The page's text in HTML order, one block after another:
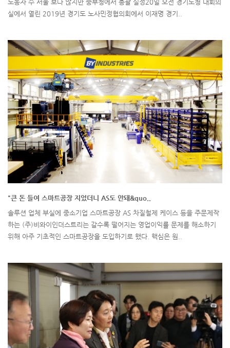
노동자 수 서울 보다 많지만 중부청에서 총괄 실정20일 오전 경기도청 대회의
실에서 열린 2019년 경기도 노사민정협의회에서 이재명 경기..
"큰 돈 들여 스마트공장 지었더니 AS도 안돼&quo..
솔루션 업체 부실에 중소기업 스마트공장 AS 차질철제 케이스 등을 주문제작
하는 (주)비와이인더스트리는 갈수록 떨어지는 영업이익률 문제를 해소하기
위해 아주 기초적인 스마트공장을 도입하기로 했다. 핵심은 원..